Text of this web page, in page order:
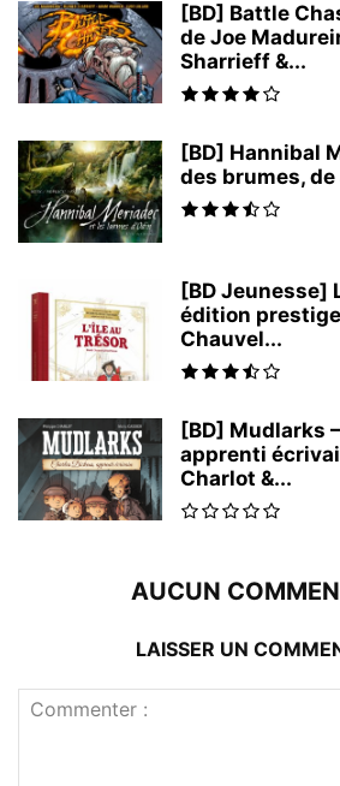
[BD] Battle
de Joe
Sharrieff &...
[BD] Hannibal
des brumes,
[BD Jeunesse]
édition
Chauvel...
[BD] Mudlarks
apprenti
Charlot &...
AUCUN
LAISSER UN